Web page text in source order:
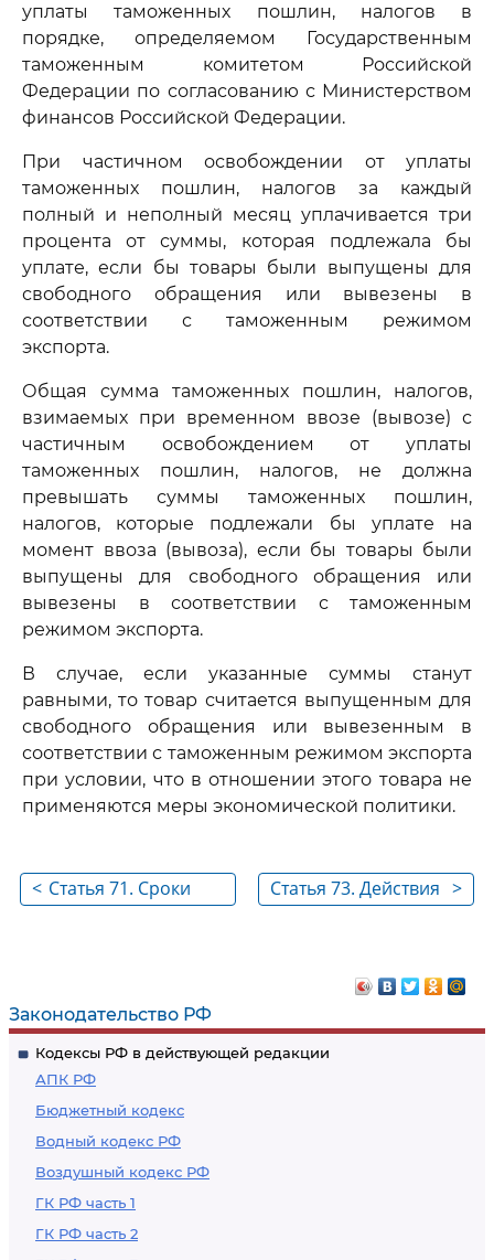
Законодательство РФ
Кодексы РФ в действующей редакции
АПК РФ
Бюджетный кодекс
Водный кодекс РФ
Воздушный кодекс РФ
ГК РФ часть 1
ГК РФ часть 2
уплаты таможенных пошлин, налогов в
порядке, определяемом Государственным
таможенным комитетом Российской
Федерации по согласованию с Министерством
финансов Российской Федерации.
При частичном освобождении от уплаты
таможенных пошлин, налогов за каждый
полный и неполный месяц уплачивается три
процента от суммы, которая подлежала бы
уплате, если бы товары были выпущены для
свободного обращения или вывезены в
соответствии с таможенным режимом
экспорта.
Общая сумма таможенных пошлин, налогов,
взимаемых при временном ввозе (вывозе) с
частичным освобождением от уплаты
таможенных пошлин, налогов, не должна
превышать суммы таможенных пошлин,
налогов, которые подлежали бы уплате на
момент ввоза (вывоза), если бы товары были
выпущены для свободного обращения или
вывезены в соответствии с таможенным
режимом экспорта.
В случае, если указанные суммы станут
равными, то товар считается выпущенным для
свободного обращения или вывезенным в
соответствии с таможенным режимом экспорта
при условии, что в отношении этого товара не
применяются меры экономической политики.
< Статья 71. Сроки
>
Статья 73. Действия
установленных
сроков временного
ввоза (вывоза)